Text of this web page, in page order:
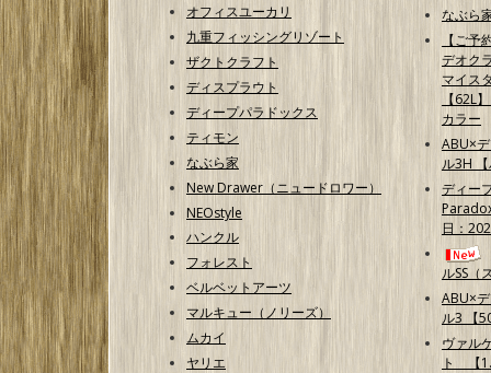
オフィスユーカリ
九重フィッシングリゾート
ザクトクラフト
ディスプラウト
ディープパラドックス
ティモン
なぶら家
New Drawer（ニュードロワー）
NEOstyle
ハンクル
フォレスト
ベルベットアーツ
マルキュー（ノリーズ）
ムカイ
ヤリエ
なぶら
【ご
デオク
マイス
【62L
カラー
ABU×
ル3H
ディー
日：
ルSS（
ABU×
ル3 【
ヴァル
ト 【